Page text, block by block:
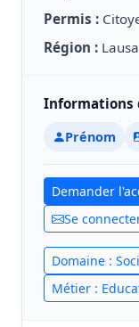
Permis :
Région :
Informations
Prénom
Demander
Se
Domaine :
Métier :